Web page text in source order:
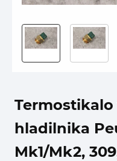
hladilnika
Mk1/Mk2,